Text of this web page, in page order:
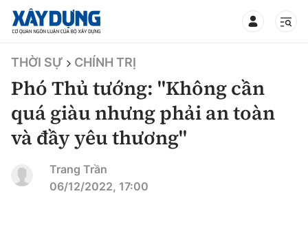
TIN BỘ XÂY DỰNG
CHUYÊN MỤC
Mới nhất
THỜI SỰ CHÍNH TRỊ
Phó Thủ tướng: "Không cần
quá giàu nhưng phải an toàn
và đầy yêu thương"
Trang Trần
06/12/2022, 17:00